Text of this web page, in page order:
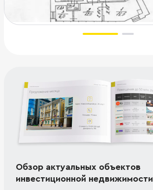
Обзор актуальных объектов
инвестиционной недвижимости